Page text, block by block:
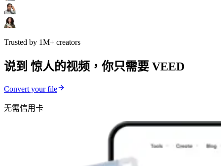
Trusted by 1M+ creators
说到 惊人的视频，你只需要 VEED
Convert your file
无需信用卡